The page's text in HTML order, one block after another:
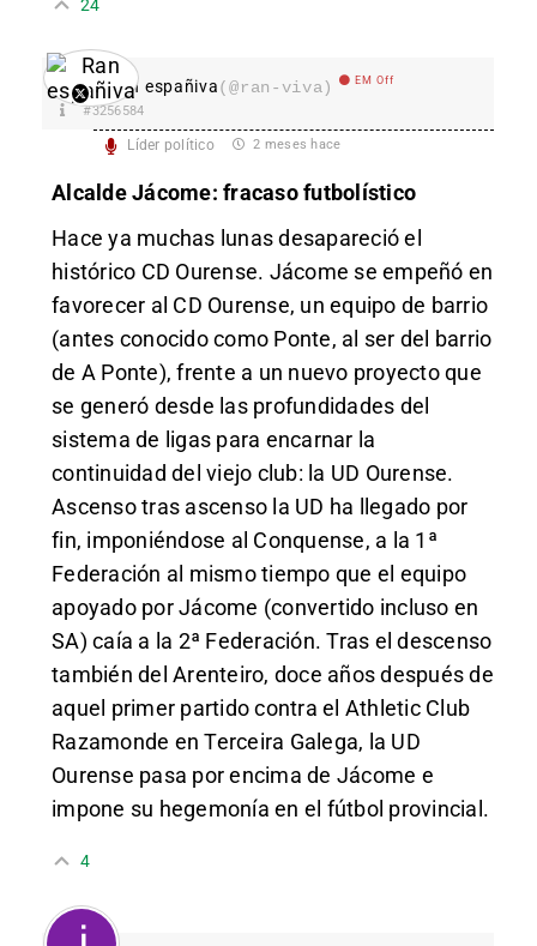
24
Ran españiva(@ran-viva) EM Off
#3256584
Líder político 2 meses hace
Alcalde Jácome: fracaso futbolístico
Hace ya muchas lunas desapareció el
histórico CD Ourense. Jácome se empeñó en
favorecer al CD Ourense, un equipo de barrio
(antes conocido como Ponte, al ser del barrio
de A Ponte), frente a un nuevo proyecto que
se generó desde las profundidades del
sistema de ligas para encarnar la
continuidad del viejo club: la UD Ourense.
Ascenso tras ascenso la UD ha llegado por
fin, imponiéndose al Conquense, a la 1ª
Federación al mismo tiempo que el equipo
apoyado por Jácome (convertido incluso en
SA) caía a la 2ª Federación. Tras el descenso
también del Arenteiro, doce años después de
aquel primer partido contra el Athletic Club
Razamonde en Terceira Galega, la UD
Ourense pasa por encima de Jácome e
impone su hegemonía en el fútbol provincial.
4